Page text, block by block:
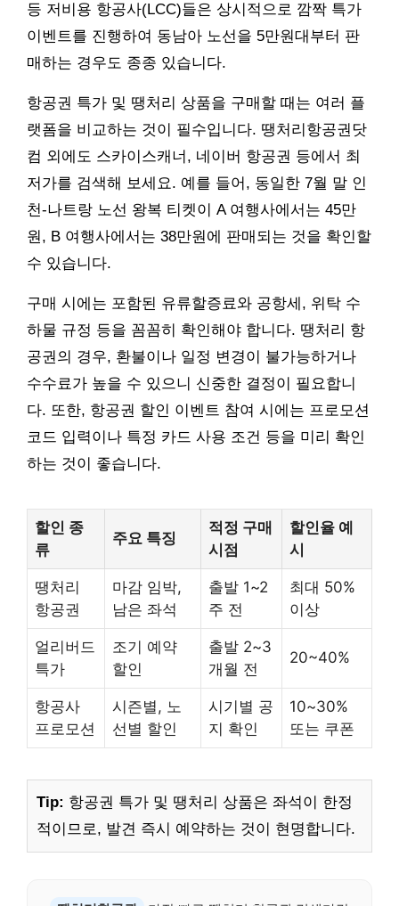
등 저비용 항공사(LCC)들은 상시적으로 깜짝 특가
이벤트를 진행하여 동남아 노선을 5만원대부터 판
매하는 경우도 종종 있습니다.
항공권 특가 및 땡처리 상품을 구매할 때는 여러 플
랫폼을 비교하는 것이 필수입니다. 땡처리항공권닷
컴 외에도 스카이스캐너, 네이버 항공권 등에서 최
저가를 검색해 보세요. 예를 들어, 동일한 7월 말 인
천-나트랑 노선 왕복 티켓이 A 여행사에서는 45만
원, B 여행사에서는 38만원에 판매되는 것을 확인할
수 있습니다.
구매 시에는 포함된 유류할증료와 공항세, 위탁 수
하물 규정 등을 꼼꼼히 확인해야 합니다. 땡처리 항
공권의 경우, 환불이나 일정 변경이 불가능하거나
수수료가 높을 수 있으니 신중한 결정이 필요합니
다. 또한, 항공권 할인 이벤트 참여 시에는 프로모션
코드 입력이나 특정 카드 사용 조건 등을 미리 확인
하는 것이 좋습니다.
할인 종
류
주요 특징
적정 구매
시점
할인율 예
시
땡처리
항공권
마감 임박,
남은 좌석
출발 1~2
주 전
최대 50%
이상
얼리버드
특가
조기 예약
할인
출발 2~3
개월 전
20~40%
항공사
프로모션
시즌별, 노
선별 할인
시기별 공
지 확인
10~30%
또는 쿠폰
Tip: 항공권 특가 및 땡처리 상품은 좌석이 한정
적이므로, 발견 즉시 예약하는 것이 현명합니다.